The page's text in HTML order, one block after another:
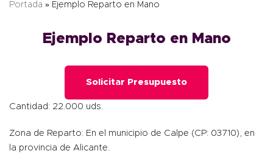
Portada » Ejemplo Reparto en Mano
Ejemplo Reparto en Mano
Solicitar Presupuesto
Cantidad: 22.000 uds.
Zona de Reparto: En el municipio de Calpe (CP: 03710), en
la provincia de Alicante.